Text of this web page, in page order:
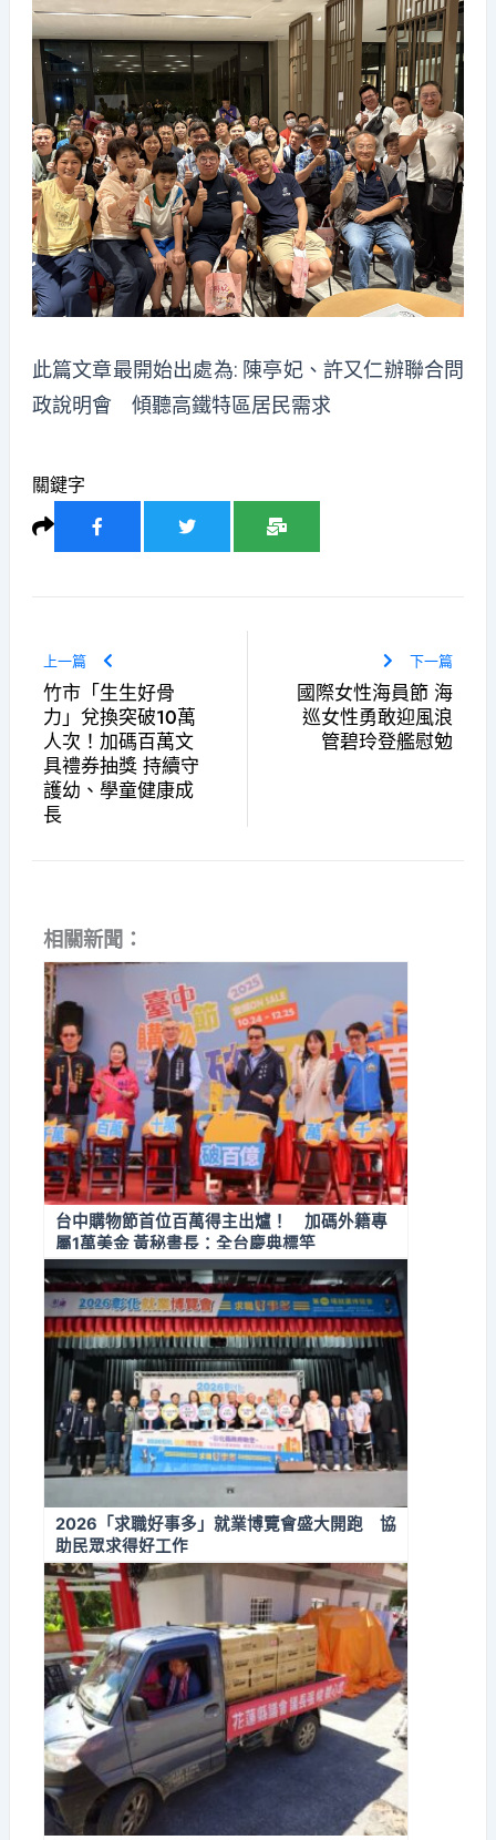
此篇文章最開始出處為: 陳亭妃、許又仁辦聯合問
政說明會 傾聽高鐵特區居民需求
關鍵字
上一篇
竹市「生生好骨
力」兌換突破10萬
人次！加碼百萬文
具禮券抽獎 持續守
護幼、學童健康成
長
下一篇
國際女性海員節 海
巡女性勇敢迎風浪
管碧玲登艦慰勉
相關新聞：
台中購物節首位百萬得主出爐！ 加碼外籍專
屬1萬美金 黃秘書長：全台慶典標竿
2026「求職好事多」就業博覽會盛大開跑 協
助民眾求得好工作